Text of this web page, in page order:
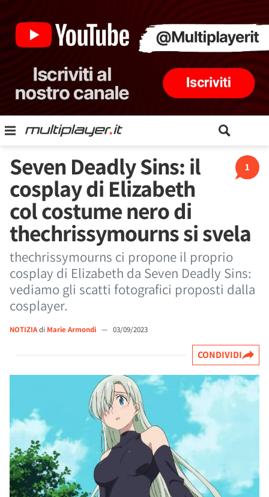
1
Seven Deadly Sins: il
cosplay di Elizabeth
col costume nero di
thechrissymourns si svela
thechrissymourns ci propone il proprio
cosplay di Elizabeth da Seven Deadly Sins:
vediamo gli scatti fotografici proposti dalla
cosplayer.
NOTIZIAdi Marie Armondi — 03/09/2023
CONDIVIDI